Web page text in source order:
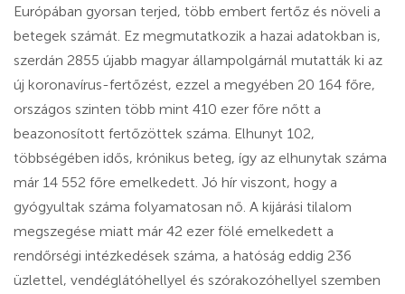
Európában gyorsan terjed, több embert fertőz és növeli a
betegek számát. Ez megmutatkozik a hazai adatokban is,
szerdán 2855 újabb magyar állampolgárnál mutatták ki az
új koronavírus-fertőzést, ezzel a megyében 20 164 főre,
országos szinten több mint 410 ezer főre nőtt a
beazonosított fertőzöttek száma. Elhunyt 102,
többségében idős, krónikus beteg, így az elhunytak száma
már 14 552 főre emelkedett. Jó hír viszont, hogy a
gyógyultak száma folyamatosan nő. A kijárási tilalom
megszegése miatt már 42 ezer fölé emelkedett a
rendőrségi intézkedések száma, a hatóság eddig 236
üzlettel, vendéglátóhellyel és szórakozóhellyel szemben